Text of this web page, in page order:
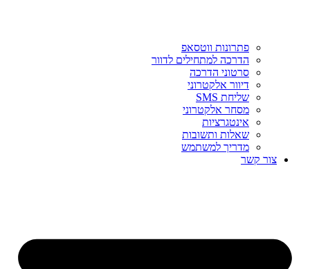
פתרונות ווטסאפ
הדרכה למתחילים לדוור
סרטוני הדרכה
דיוור אלקטרוני
שליחת SMS
מסחר אלקטרוני
אינטגרציות
שאלות ותשובות
מדריך למשתמש
צור קשר